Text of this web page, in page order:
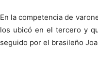
En la competencia de
los ubicó en el tercero y
seguido por el brasileño